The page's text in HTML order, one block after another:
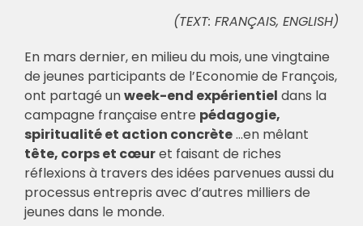
(TEXT: FRANÇAIS, ENGLISH)
En mars dernier, en milieu du mois, une vingtaine
de jeunes participants de l’Economie de François,
ont partagé unweek-end expérientiel dans la
campagne française entre pédagogie,
spiritualité et action concrète…en mêlant
tête, corps et cœuret faisant de riches
réflexions à travers des idées parvenues aussi du
processus entrepris avec d’autres milliers de
jeunes dans le monde.